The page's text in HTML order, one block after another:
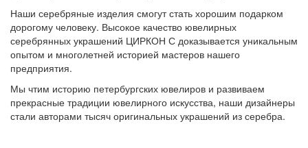
Наши серебряные изделия смогут стать хорошим подарком
дорогому человеку. Высокое качество ювелирных
серебрянных украшений ЦИРКОН С доказывается уникальным
опытом и многолетней историей мастеров нашего
предприятия.
Мы чтим историю петербургских ювелиров и развиваем
прекрасные традиции ювелирного искусства, наши дизайнеры
стали авторами тысяч оригинальных украшений из серебра.